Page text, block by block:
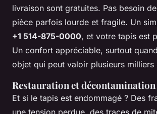
livraison sont gratuites. Pas besoin
pièce parfois lourde et fragile. Un
+1 514-875-0000, et votre tapis est
Un confort appréciable, surtout
objet qui peut valoir plusieurs milliers
Restauration et décontamination
Et si le tapis est endommagé ? Des